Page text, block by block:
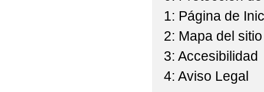
V PLAN DE ÉXITO
VI PLAN DE ÉXITO
1: Página de
2: Mapa del sitio
3: Accesibilidad
4: Aviso Legal